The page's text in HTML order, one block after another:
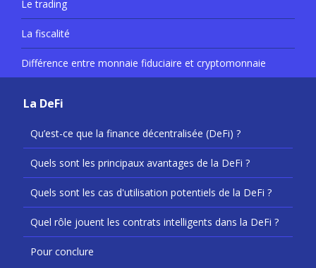
Le trading
La fiscalité
Différence entre monnaie fiduciaire et cryptomonnaie
La DeFi
Qu’est-ce que la finance décentralisée (DeFi) ?
Quels sont les principaux avantages de la DeFi ?
Quels sont les cas d'utilisation potentiels de la DeFi ?
Quel rôle jouent les contrats intelligents dans la DeFi ?
Pour conclure